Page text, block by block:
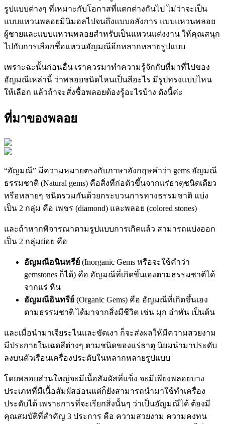
รูปแบบต่างๆ ที่เหมาะกับโอกาสที่แตกต่างกันไป ไม่ว่าจะเป็น
แบบแหวนพลอยมินิมอลไปจนถึงแบบอลังการ แบบแหวนพลอย
ผู้ชายและแบบแหวนพลอยสำหรับเป็นแหวนแต่งงาน ให้คุณสนุก
ไปกับการเลือกซื้อแหวนอัญมณีอีกหลากหลายรูปแบบ
เพราะฉะนั้นก่อนอื่น เราควรมาทำความรู้จักกับที่มาที่ไปของ
อัญมณีเหล่านี้ ว่าพลอยชนิดไหนเป็นสีอะไร มีรูปทรงแบบไหน
ให้เลือก แล้วถ้าจะสั่งซื้อพลอยต้องรู้อะไรบ้าง ดังนี้ค่ะ
ที่มาของพลอย
“อัญมณี” มีความหมายตรงกับภาษาอังกฤษคำว่า gems อัญมณี
ธรรมชาติ (Natural gems) คือสิ่งที่ก่อตัวขึ้นจากแร่ธาตุชนิดเดียว
หรือหลายๆ ชนิดรวมกันด้วยกระบวนการทางธรรมชาติ แบ่ง
เป็น 2 กลุ่ม คือ เพชร (diamond) และพลอย (colored stones)
และถ้าหากพิจารณาตามรูปแบบการเกิดแล้ว สามารถแบ่งออก
เป็น 2 กลุ่มย่อย คือ
อัญมณีอนินทรีย์ (Inorganic Gems หรือจะใช้คำว่า
gemstones ก็ได้) คือ อัญมณีที่เกิดขึ้นเองตามธรรมชาติได้
จากแร่ หิน
อัญมณีอินทรีย์ (Organic Gems) คือ อัญมณีที่เกิดขึ้นเอง
ตามธรรมชาติ ได้มาจากสิ่งมีชีวิต เช่น มุก อำพัน เป็นต้น
และเมื่อนำมาเจียระไนและขัดเงา ก็จะส่งผลให้มีความสวยงาม
มีประกายในเฉดสีต่างๆ ตามชนิดของแร่ธาตุ นิยมนำมาประดับ
ลงบนตัวเรือนเครื่องประดับในหลากหลายรูปแบบ
โดยพลอยส่วนใหญ่จะมีเนื้อสัมผัสที่แข็ง จะมีเพียงพลอยบาง
ประเภทที่มีเนื้อสัมผัสอ่อนแต่ก็ยังสามารถนำมาใช้ทำเครื่อง
ประดับได้ เพราะการที่จะเรียกสิ่งนั้นๆ ว่าเป็นอัญมณีได้ ต้องมี
คุณสมบัติที่สำคัญ 3 ประการ คือ ความสวยงาม ความคงทน